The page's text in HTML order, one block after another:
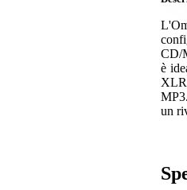
CD/
è
un